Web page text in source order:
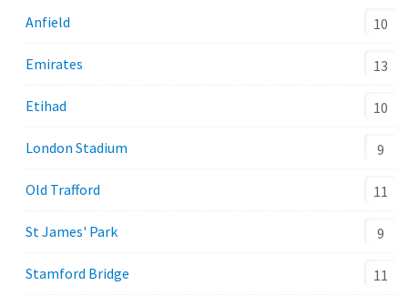
Anfield 10
Emirates 13
Etihad 10
London Stadium 9
Old Trafford 11
St James' Park 9
Stamford Bridge 11